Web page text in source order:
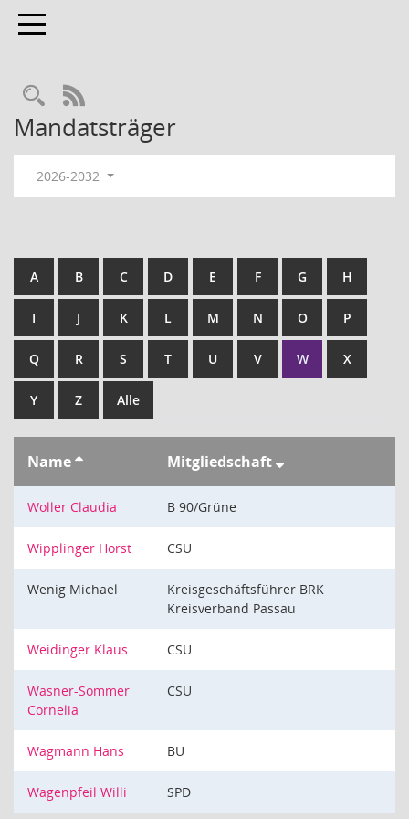
Toggle navigation
RSS-Feed
Mandatsträger
2026-2032
A B C D E F G H
I J K L M N O P
Q R S T U V W X
Y Z Alle
Name Mitgliedschaft
Woller Claudia B 90/Grüne
Wipplinger Horst CSU
Wenig Michael
Kreisgeschäftsführer BRK
Kreisverband Passau
Weidinger Klaus CSU
Wasner-Sommer
Cornelia
CSU
Wagmann Hans BU
Wagenpfeil Willi SPD